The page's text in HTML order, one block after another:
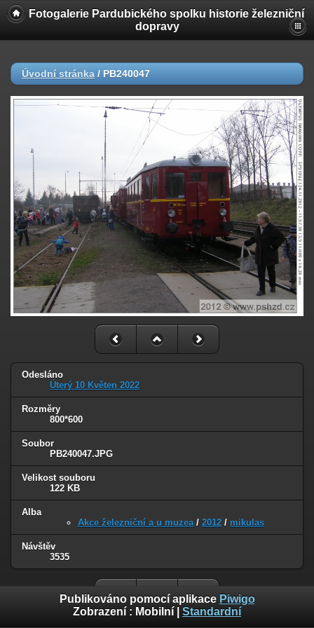
Fotogalerie Pardubického spolku historie železniční
dopravy
Úvodní stránka / PB240047
Odesláno
Úterý 10 Květen 2022
Rozměry
800*600
Soubor
PB240047.JPG
Velikost souboru
122 KB
Alba
Akce železniční a u muzea/ 2012 / mikulas
Návštěv
3535
Publikováno pomocí aplikace Piwigo
Zobrazení : Mobilní Standardní